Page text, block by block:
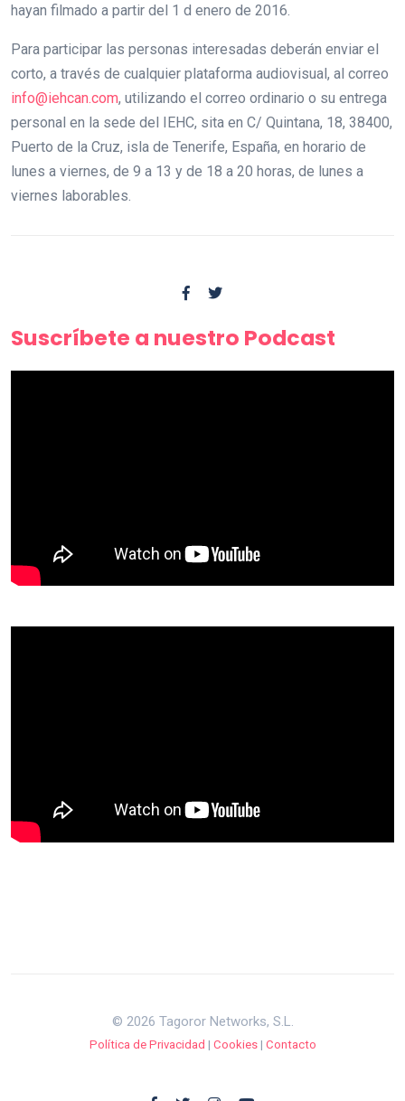
hayan filmado a partir del 1 d enero de 2016.
Para participar las personas interesadas deberán enviar el
corto, a través de cualquier plataforma audiovisual, al correo
info@iehcan.com, utilizando el correo ordinario o su entrega
personal en la sede del IEHC, sita en C/ Quintana, 18, 38400,
Puerto de la Cruz, isla de Tenerife, España, en horario de
lunes a viernes, de 9 a 13 y de 18 a 20 horas, de lunes a
viernes laborables.
Suscríbete a nuestro Podcast
© 2026 Tagoror Networks, S.L.
Política de Privacidad | Cookies| Contacto